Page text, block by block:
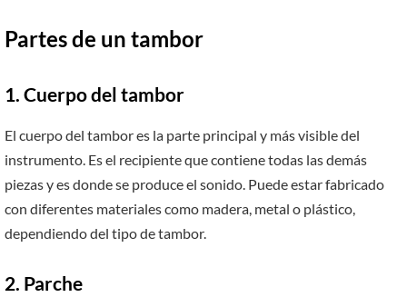
Partes de un tambor
1. Cuerpo del tambor
El cuerpo del tambor es la parte principal y más visible del
instrumento. Es el recipiente que contiene todas las demás
piezas y es donde se produce el sonido. Puede estar fabricado
con diferentes materiales como madera, metal o plástico,
dependiendo del tipo de tambor.
2. Parche